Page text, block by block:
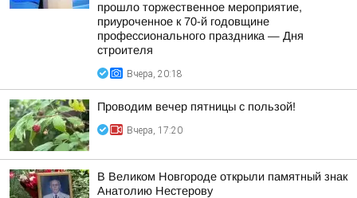
прошло торжественное мероприятие,
приуроченное к 70-й годовщине
профессионального праздника — Дня
строителя
Вчера, 20:18
Проводим вечер пятницы с пользой!
Вчера, 17:20
В Великом Новгороде открыли памятный знак
Анатолию Нестерову